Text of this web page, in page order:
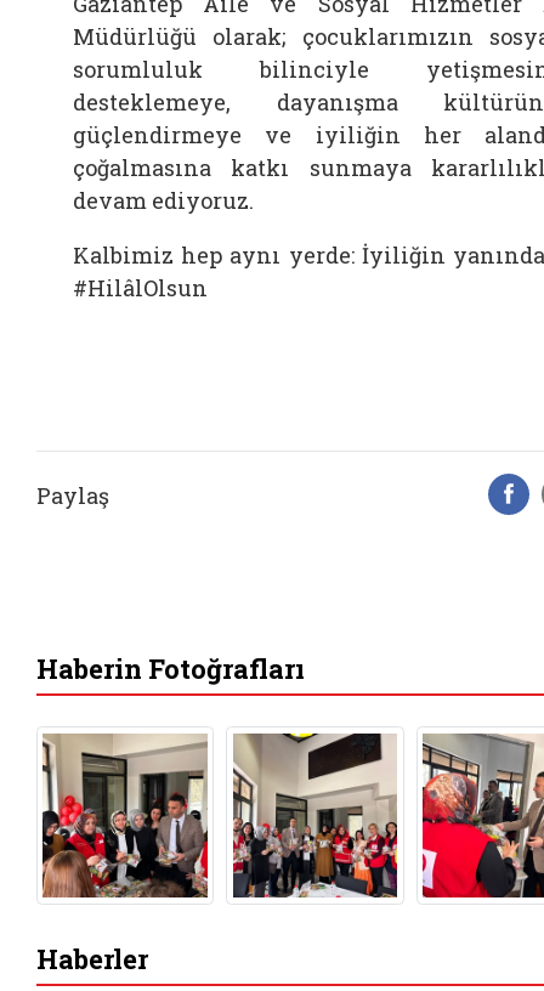
Müdürlüğü olarak; çocuklarımızın
sorumluluk bilinciyle
desteklemeye, dayanışma
güçlendirmeye ve iyiliğin her
çoğalmasına katkı sunmaya
devam ediyoruz.
Kalbimiz hep aynı yerde: İyiliğin
#HilâlOlsun
Paylaş
Haberin Fotoğrafları
Haberler